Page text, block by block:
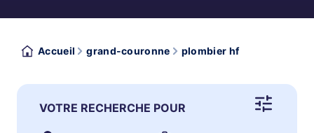
Accueil grand-couronne plombier hf
VOTRE RECHERCHE POUR